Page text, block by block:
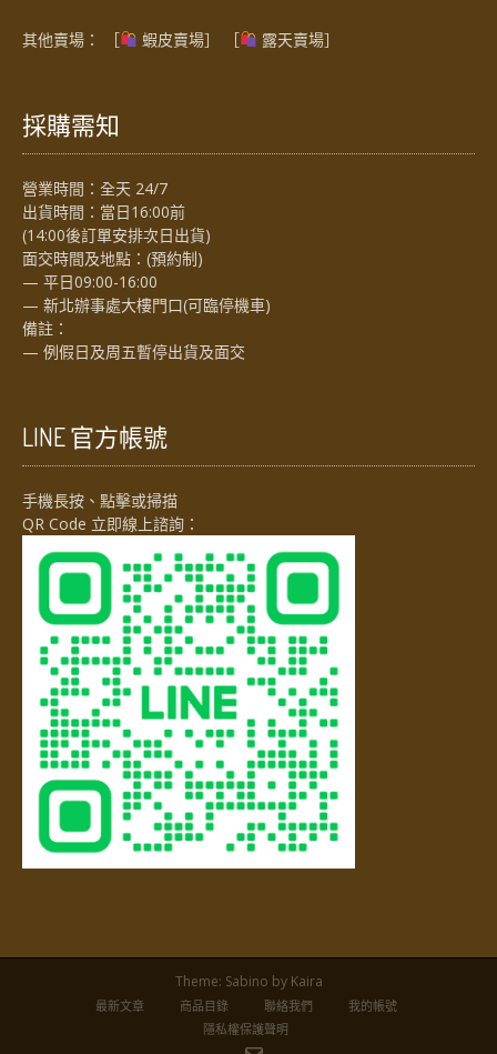
其他賣場： ［ 蝦皮賣場］ ［ 露天賣場］
採購需知
營業時間：全天 24/7
出貨時間：當日16:00前
(14:00後訂單安排次日出貨)
面交時間及地點：(預約制)
— 平日09:00-16:00
— 新北辦事處大樓門口(可臨停機車)
備註：
— 例假日及周五暫停出貨及面交
LINE 官方帳號
手機長按、點擊或掃描
QR Code 立即線上諮詢：
Theme: Sabino by Kaira
最新文章 商品目錄 聯絡我們
我的帳號
隱私權保護聲明